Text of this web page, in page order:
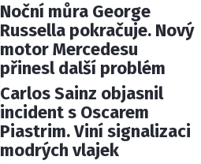
Noční můra George
Russella pokračuje. Nový
motor Mercedesu
přinesl další problém
Carlos Sainz objasnil
incident s Oscarem
Piastrim. Viní signalizaci
modrých vlajek